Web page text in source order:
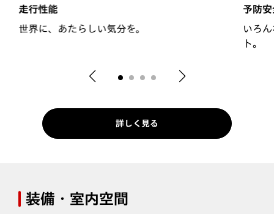
走行性能
世界に、あたらしい気分を。
予防
いろ
ト。
詳しく見る
装備・室内空間